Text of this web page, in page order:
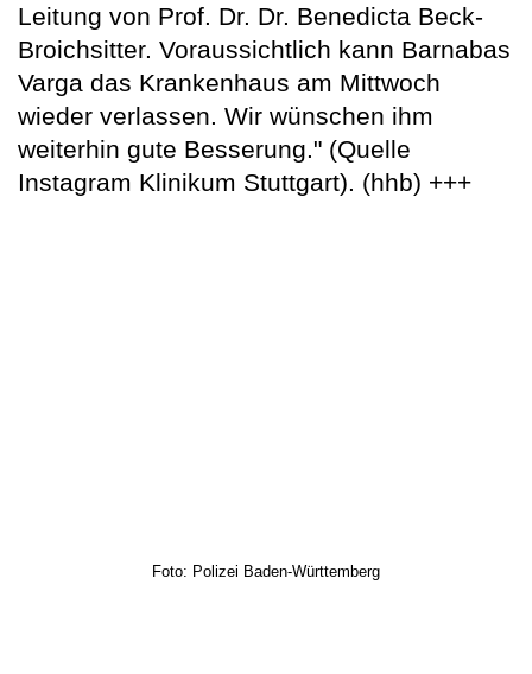
Leitung von Prof. Dr. Dr. Benedicta Beck-
Broichsitter. Voraussichtlich kann Barnabas
Varga das Krankenhaus am Mittwoch
wieder verlassen. Wir wünschen ihm
weiterhin gute Besserung." (Quelle
Instagram Klinikum Stuttgart). (hhb) +++
Foto: Polizei Baden-Württemberg